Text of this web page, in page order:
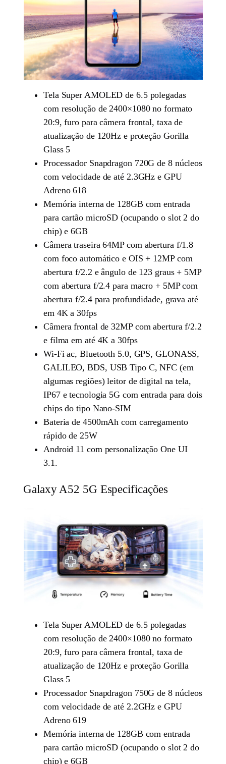
Tela Super AMOLED de 6.5 polegadas
com resolução de 2400×1080 no formato
20:9, furo para câmera frontal, taxa de
atualização de 120Hz e proteção Gorilla
Glass 5
Processador Snapdragon 720G de 8 núcleos
com velocidade de até 2.3GHz e GPU
Adreno 618
Memória interna de 128GB com entrada
para cartão microSD (ocupando o slot 2 do
chip) e 6GB
Câmera traseira 64MP com abertura f/1.8
com foco automático e OIS + 12MP com
abertura f/2.2 e ângulo de 123 graus + 5MP
com abertura f/2.4 para macro + 5MP com
abertura f/2.4 para profundidade, grava até
em 4K a 30fps
Câmera frontal de 32MP com abertura f/2.2
e filma em até 4K a 30fps
Wi-Fi ac, Bluetooth 5.0, GPS, GLONASS,
GALILEO, BDS, USB Tipo C, NFC (em
algumas regiões) leitor de digital na tela,
IP67 e tecnologia 5G com entrada para dois
chips do tipo Nano-SIM
Bateria de 4500mAh com carregamento
rápido de 25W
Android 11 com personalização One UI
3.1.
Galaxy A52 5G Especificações
Tela Super AMOLED de 6.5 polegadas
com resolução de 2400×1080 no formato
20:9, furo para câmera frontal, taxa de
atualização de 120Hz e proteção Gorilla
Glass 5
Processador Snapdragon 750G de 8 núcleos
com velocidade de até 2.2GHz e GPU
Adreno 619
Memória interna de 128GB com entrada
para cartão microSD (ocupando o slot 2 do
chip) e 6GB